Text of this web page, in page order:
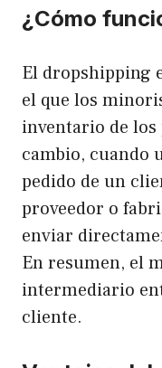
¿Cómo
El dropshipping
el que los
inventario de los
cambio, cuando
pedido de un
proveedor o
enviar
En resumen, el
intermediario
cliente.